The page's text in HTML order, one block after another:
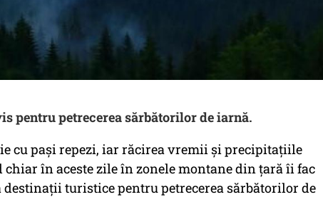
pentru petrecerea sărbătorilor de iarnă.
cu pași repezi, iar răcirea vremii și precipitațiile
chiar în aceste zile în zonele montane din țară îi fac
destinații turistice pentru petrecerea sărbătorilor de